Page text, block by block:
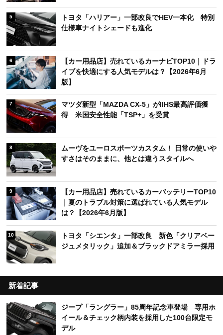
5
トヨタ「ハリアー」一部改良でHEV一本化 特別
仕様車ナイトシェードも進化
6
【カー用品店】売れているカーナビTOP10｜ドラ
イブを快適にする人気モデルは？【2026年6月
版】
7
マツダ新型「MAZDA CX-5」がIIHS最高評価獲
得 米国安全性能「TSP+」を受賞
8
ムーヴをユーロスポーツカスタム！ 日常の使いや
すさはそのままに、他とは違うスタイルへ
9
【カー用品店】売れているカーバッテリーTOP10
｜夏のトラブル対策に選ばれている人気モデル
は？【2026年6月版】
10
トヨタ「シエンタ」一部改良 新色「クリアベー
ジュメタリック」追加＆ブラックドアミラー採用
新着記事
ジープ「ラングラー」85周年記念車登場 専用ホ
イール＆チェック柄内装を採用した100台限定モ
デル